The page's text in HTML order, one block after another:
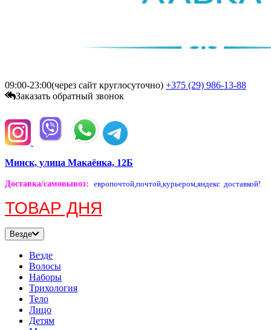
09:00-23:00(через сайт круглосуточно) +375 (29) 986-13-88
Заказать обратный звонок
Минск, улица Макаёнка, 12Б
Доставка/самовывоз: европочтой,почтой,курьером,яндекс доставкой!
ТОВАР ДНЯ
Везде
Везде
Волосы
Наборы
Трихология
Тело
Лицо
Детям